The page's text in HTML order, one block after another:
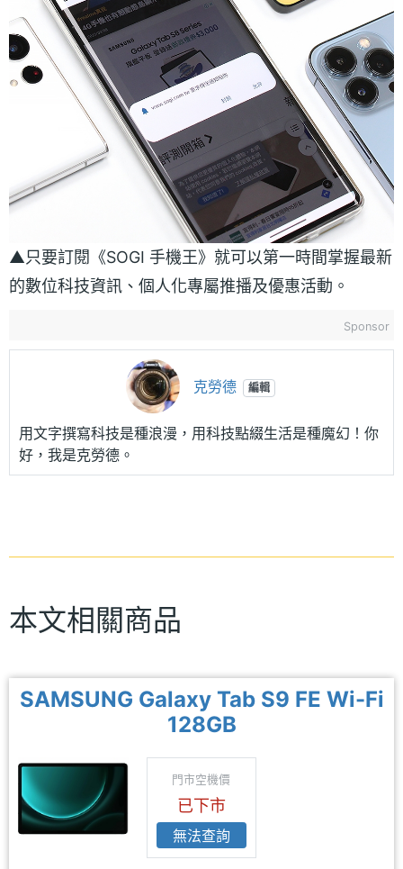
▲只要訂閱《SOGI 手機王》就可以第一時間掌握最新
的數位科技資訊、個人化專屬推播及優惠活動。
Sponsor
克勞德 編輯
用文字撰寫科技是種浪漫，用科技點綴生活是種魔幻！你
好，我是克勞德。
本文相關商品
SAMSUNG Galaxy Tab S9 FE Wi-Fi
128GB
門市空機價
已下市
無法查詢